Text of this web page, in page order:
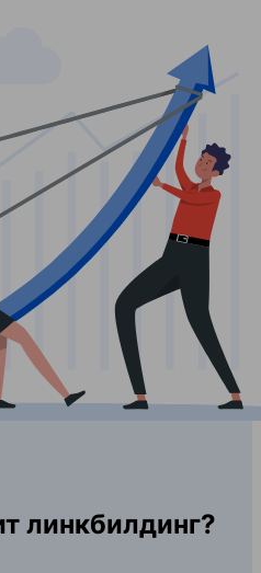
линкбилдинг?